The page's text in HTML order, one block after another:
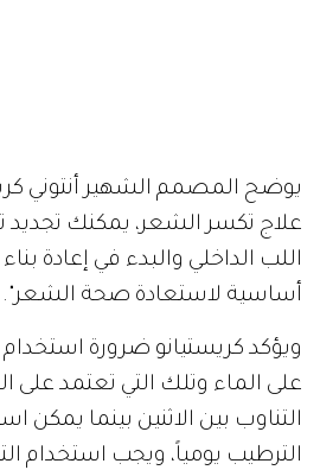
يوضح المصمم الشهير أنتوني
علاج تكسر الشعر، يمكنك
اللب الداخلي والبدء في إعادة
أساسية لاستعادة صحة الشعر".
ويؤكد كريستيانو ضرورة استخدام
على الماء وتلك التي تعتمد على
التناوب بين الاثنين بينما يمكن
الترطيب يومياً، ويجب استخدام